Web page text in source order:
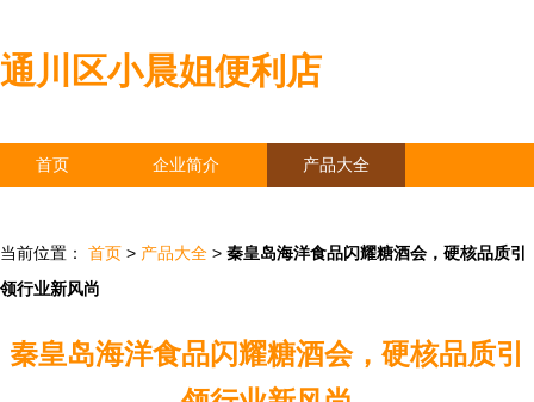
通川区小晨姐便利店
首页 企业简介 产品大全
当前位置： 首页 > 产品大全 > 秦皇岛海洋食品闪耀糖酒会，硬核品质引
领行业新风尚
秦皇岛海洋食品闪耀糖酒会，硬核品质引